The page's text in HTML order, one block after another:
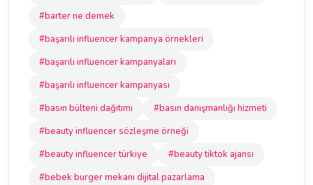
#barter ne demek
#başarılı influencer kampanya örnekleri
#başarılı influencer kampanyaları
#başarılı influencer kampanyası
#basın bülteni dağıtımı
#basın danışmanlığı hizmeti
#beauty influencer sözleşme örneği
#beauty influencer türkiye
#beauty tiktok ajansı
#bebek burger mekanı dijital pazarlama